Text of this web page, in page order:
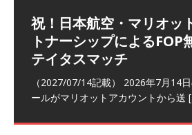
祝！日本航空・マリオッ
トナーシップによるFOP
テイタスマッチ
（2027/07/14記載） 2026年7月14
ールがマリオットアカウントから送
ラウンジ 華 那覇空港
（2026/06/07記載） 2026年5月下旬
た際に利用した。 こちらのラウンジ
The Coral Executive
ンナプーム国際空港国内
(2026/01)
（2026/03/31記載） 2026年1月上
ェンマイに行く際に利用した。 バン
日本航空 羽田空港国際
クラスラウンジ (2026/01)
（2026/03/18記載） 2026年1月、毎
～バンコクの移動の際に再びこちら
バンコクエアウェイズ
ム国際空港国内線ラウン
（2026/03/13記載） 2026年1月上旬
ェンマイに向かう際に利用した。 今